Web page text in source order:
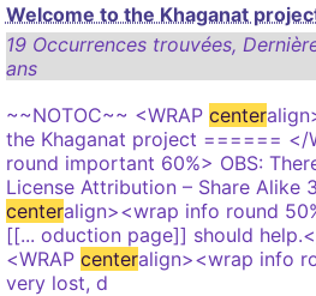
Welcome to the Khaganat
19 Occurrences trouvées,
ans
~~NOTOC~~ <WRAP center
the Khaganat project ====== </
round important 60%> OBS:
License Attribution – Share Alike
centeralign><wrap info round
[[... oduction page]] should
<WRAP centeralign><wrap info
very lost, d